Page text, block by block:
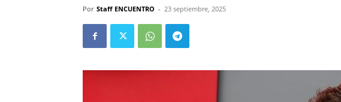
Por Staff ENCUENTRO - 23 septiembre, 2025